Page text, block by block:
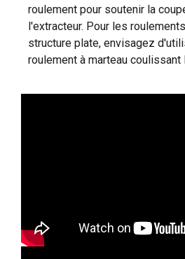
roulement pour soutenir la
l'extracteur. Pour les
structure plate, envisagez
roulement à marteau coulissant